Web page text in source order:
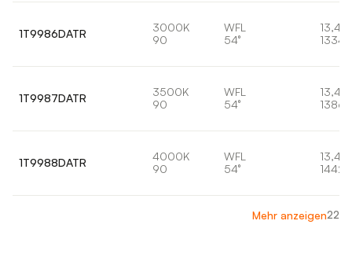
1T9986DATR
3000K
90
WFL
54°
13,4W
1T9987DATR
3500K
90
WFL
54°
13,4W
1T9988DATR
4000K
90
WFL
54°
13,4W
Mehr anzeigen22